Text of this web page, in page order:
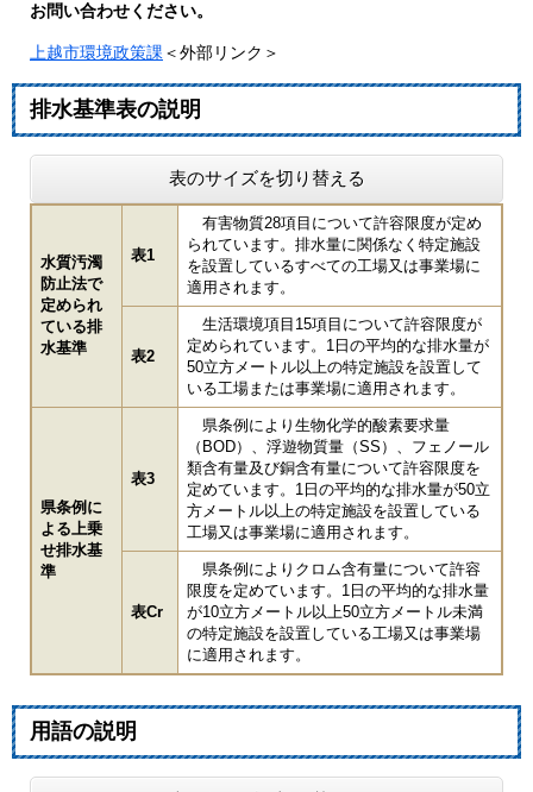
お問い合わせください。
上越市環境政策課 ＜外部リンク＞
排水基準表の説明
表のサイズを切り替える
水質汚濁
防止法で
定められ
ている排
水基準
表1
有害物質28項目について許容限度が定め
られています。排水量に関係なく特定施設
を設置しているすべての工場又は事業場に
適用されます。
表2
生活環境項目15項目について許容限度が
定められています。1日の平均的な排水量が
50立方メートル以上の特定施設を設置して
いる工場または事業場に適用されます。
県条例に
よる上乗
せ排水基
準
表3
県条例により生物化学的酸素要求量
（BOD）、浮遊物質量（SS）、フェノール
類含有量及び銅含有量について許容限度を
定めています。1日の平均的な排水量が50立
方メートル以上の特定施設を設置している
工場又は事業場に適用されます。
表Cr
県条例によりクロム含有量について許容
限度を定めています。1日の平均的な排水量
が10立方メートル以上50立方メートル未満
の特定施設を設置している工場又は事業場
に適用されます。
用語の説明